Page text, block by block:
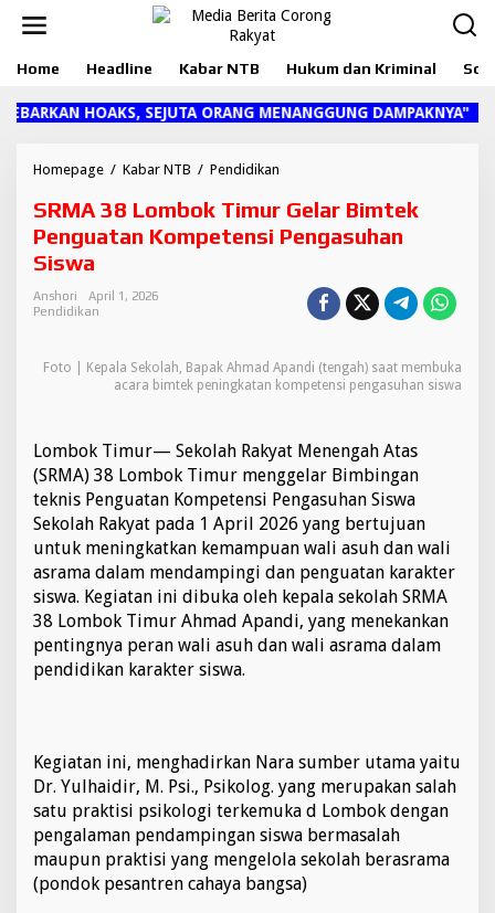
Home Headline Kabar NTB Hukum dan Kriminal
HOAKS, SEJUTA ORANG MENANGGUNG DAMPAKNYA"
Homepage / Kabar NTB / Pendidikan
M
A
3
o
k
m
u
r
G
e
l
a
r
B
i
m
n
g
u
t
a
n
SRMA 38 Lombok Timur Gelar Bimtek
Penguatan Kompetensi Pengasuhan
Siswa
Anshori
April 1, 2026
Pendidikan
Foto | Kepala Sekolah, Bapak Ahmad Apandi (tengah) saat membuka
acara bimtek peningkatan kompetensi pengasuhan siswa
Lombok Timur— Sekolah Rakyat Menengah Atas
(SRMA) 38 Lombok Timur menggelar Bimbingan
teknis Penguatan Kompetensi Pengasuhan Siswa
Sekolah Rakyat pada 1 April 2026 yang bertujuan
untuk meningkatkan kemampuan wali asuh dan wali
asrama dalam mendampingi dan penguatan karakter
siswa. Kegiatan ini dibuka oleh kepala sekolah SRMA
38 Lombok Timur Ahmad Apandi, yang menekankan
pentingnya peran wali asuh dan wali asrama dalam
pendidikan karakter siswa.
Kegiatan ini, menghadirkan Nara sumber utama yaitu
Dr. Yulhaidir, M. Psi., Psikolog. yang merupakan salah
satu praktisi psikologi terkemuka d Lombok dengan
pengalaman pendampingan siswa bermasalah
maupun praktisi yang mengelola sekolah berasrama
(pondok pesantren cahaya bangsa)